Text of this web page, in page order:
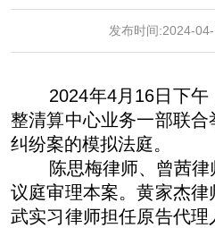
发布时间:2024-
2024年4月16日下午
整清算中心业务一部联合
纠纷案的模拟法庭。
陈思梅律师、曾茜律
议庭审理本案。黄家杰
武实习律师担任原告代